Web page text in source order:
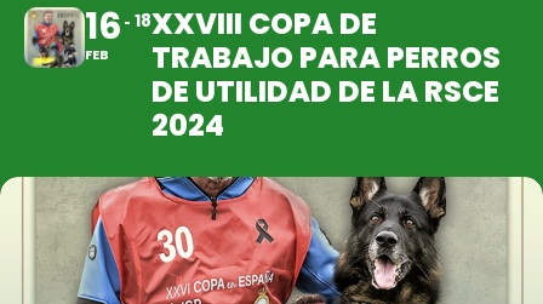
16
FEB
18XXVIII COPA DE
TRABAJO PARA PERROS
DE UTILIDAD DE LA RSCE
2024